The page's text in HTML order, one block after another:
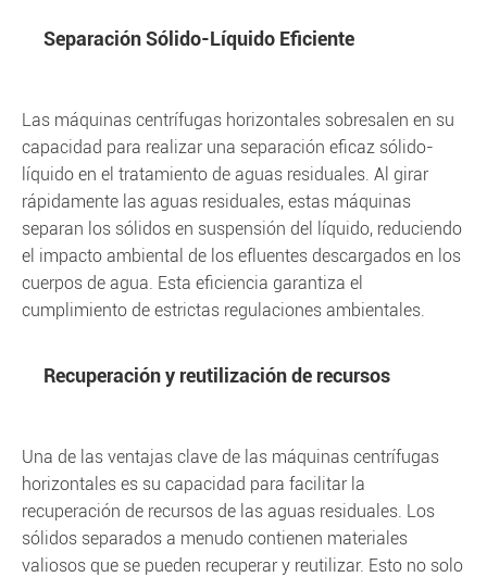
Separación Sólido-Líquido Eficiente
Las máquinas centrífugas horizontales sobresalen en su
capacidad para realizar una separación eficaz sólido-
líquido en el tratamiento de aguas residuales. Al girar
rápidamente las aguas residuales, estas máquinas
separan los sólidos en suspensión del líquido, reduciendo
el impacto ambiental de los efluentes descargados en los
cuerpos de agua. Esta eficiencia garantiza el
cumplimiento de estrictas regulaciones ambientales.
Recuperación y reutilización de recursos
Una de las ventajas clave de las máquinas centrífugas
horizontales es su capacidad para facilitar la
recuperación de recursos de las aguas residuales. Los
sólidos separados a menudo contienen materiales
valiosos que se pueden recuperar y reutilizar. Esto no solo